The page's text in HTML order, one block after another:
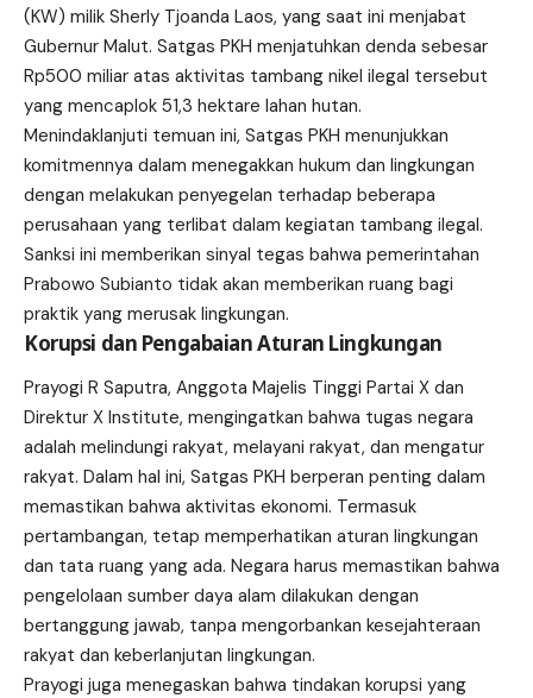
(KW) milik Sherly Tjoanda Laos, yang saat ini menjabat
Gubernur Malut. Satgas PKH menjatuhkan denda sebesar
Rp500 miliar atas aktivitas tambang nikel ilegal tersebut
yang mencaplok 51,3 hektare lahan hutan.
Menindaklanjuti temuan ini, Satgas PKH menunjukkan
komitmennya dalam menegakkan hukum dan lingkungan
dengan melakukan penyegelan terhadap beberapa
perusahaan yang terlibat dalam kegiatan tambang ilegal.
Sanksi ini memberikan sinyal tegas bahwa pemerintahan
Prabowo Subianto tidak akan memberikan ruang bagi
praktik yang merusak lingkungan.
Korupsi dan Pengabaian Aturan Lingkungan
Prayogi R Saputra, Anggota Majelis Tinggi Partai X dan
Direktur X Institute, mengingatkan bahwa tugas negara
adalah melindungi rakyat, melayani rakyat, dan mengatur
rakyat. Dalam hal ini, Satgas PKH berperan penting dalam
memastikan bahwa aktivitas ekonomi. Termasuk
pertambangan, tetap memperhatikan aturan lingkungan
dan tata ruang yang ada. Negara harus memastikan bahwa
pengelolaan sumber daya alam dilakukan dengan
bertanggung jawab, tanpa mengorbankan kesejahteraan
rakyat dan keberlanjutan lingkungan.
Prayogi juga menegaskan bahwa tindakan korupsi yang